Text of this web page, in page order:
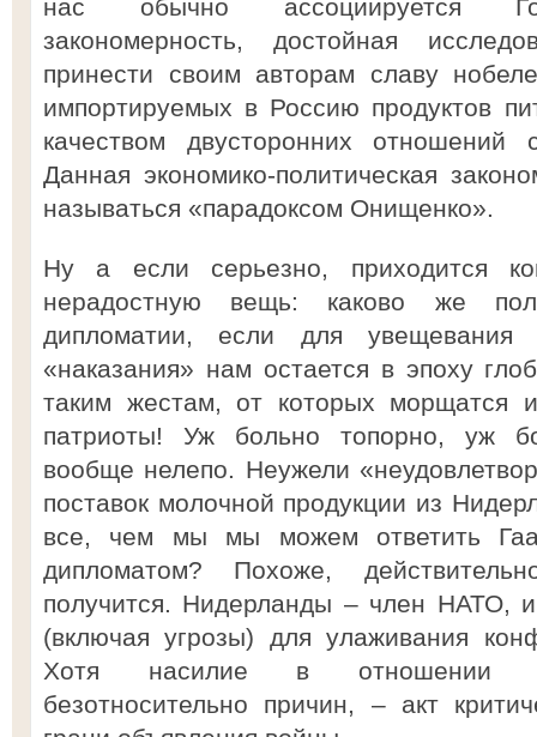
нас обычно ассоциируется
закономерность, достойная
принести своим авторам славу
импортируемых в Россию продуктов
качеством двусторонних отношений
Данная экономико-политическая
называться «парадоксом Онищенко».
Ну а если серьезно, приходится
нерадостную вещь: каково же
дипломатии, если для
«наказания» нам остается в эпоху
таким жестам, от которых морщатся
патриоты! Уж больно топорно, уж
вообще нелепо. Неужели
поставок молочной продукции из
все, чем мы мы можем ответить
дипломатом? Похоже,
получится. Нидерланды – член НАТО,
(включая угрозы) для улаживания
Хотя насилие в отношении
безотносительно причин, – акт